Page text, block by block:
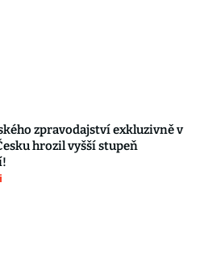
zpravodajství exkluzivně v
hrozil vyšší stupeň